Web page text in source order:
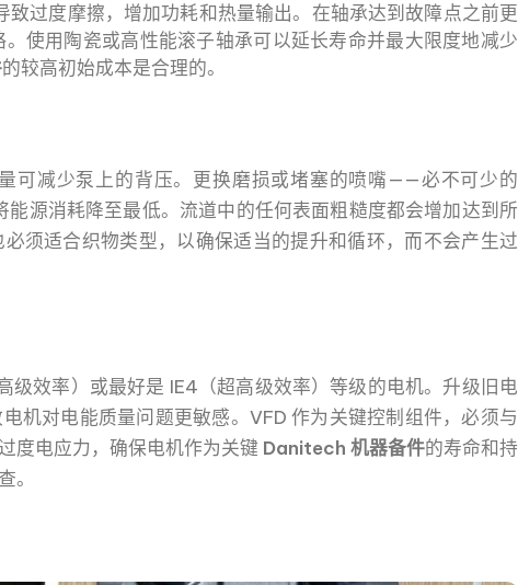
致过度摩擦，增加功耗和热量输出。在轴承达到故障点之前更
使用陶瓷或高性能滚子轴承可以延长寿命并最大限度地减少
的较高初始成本是合理的。
可减少泵上的背压。更换磨损或堵塞的喷嘴——必不可少的
源消耗降至最低。流道中的任何表面粗糙度都会增加达到所
须适合织物类型，以确保适当的提升和循环，而不会产生过
级效率）或最好是 IE4（超高级效率）等级的电机。升级旧电
机对电能质量问题更敏感。VFD 作为关键控制组件，必须与
度电应力，确保电机作为关键 Danitech 机器备件的寿命和持
。